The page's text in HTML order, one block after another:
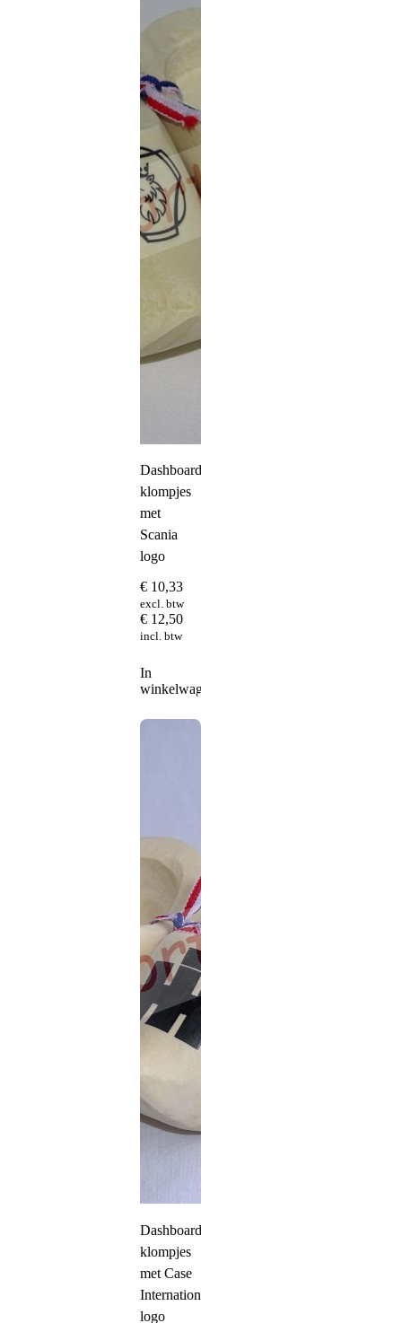
optie
Dashboard
klompjes
met
Scania
logo
€ 10,33
excl. btw
€ 12,50
incl. btw
In
winkelwagen
Dashboard
klompjes
met Case
International
logo